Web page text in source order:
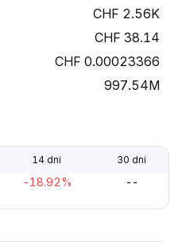
2.56K
38.14
0.00023366
997.54M
14 dni 30 dni
-18.92% --